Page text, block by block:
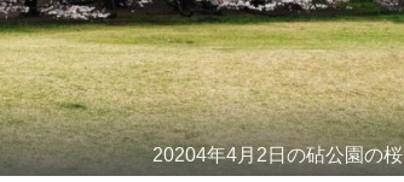
20204年4月2日の砧公園の桜